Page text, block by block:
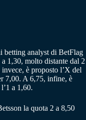
betting analyst di BetFlag
1,30, molto distante dal 2
è proposto l’X del
7,00. A 6,75, infine, è
a 1,60.
la quota 2 a 8,50